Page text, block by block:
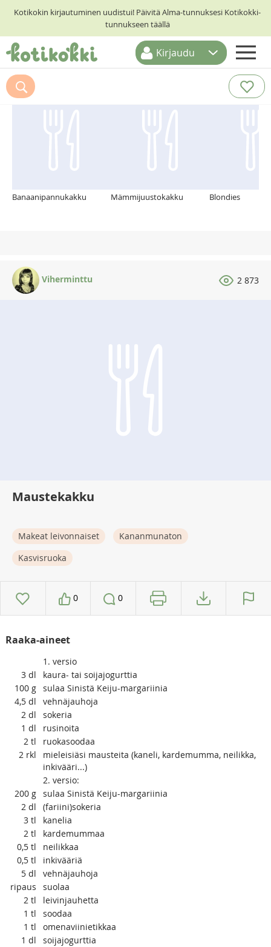
Kotikokin kirjautuminen uudistui! Päivitä Alma-tunnuksesi Kotikokki-
tunnukseen täällä
ETUSIVU
RESEPTIHAKU
Kirjaudu
Suosittelemme myös
Banaanipannukakku Mämmijuustokakku Blondies
Viherminttu 2 873
Maustekakku
Makeat leivonnaiset
Kananmunaton
Kasvisruoka
0 0
Raaka-aineet
1. versio
3 dl
kaura- tai soijajogurttia
100 g sulaa Sinistä Keiju-margariinia
4,5 dl
vehnäjauhoja
2 dl
sokeria
1 dl
rusinoita
2 tl
ruokasoodaa
2 rkl
mieleisiäsi mausteita (kaneli, kardemumma, neilikka,
inkivääri...)
2. versio:
200 g sulaa Sinistä Keiju-margariinia
2 dl
(fariini)sokeria
3 tl
kanelia
2 tl
kardemummaa
0,5 tl
neilikkaa
0,5 tl
inkivääriä
5 dl
vehnäjauhoja
ripaus
suolaa
2 tl
leivinjauhetta
1 tl
soodaa
1 tl
omenaviinietikkaa
1 dl
soijajogurttia